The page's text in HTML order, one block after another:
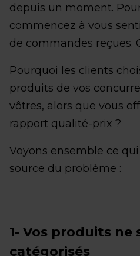
depuis un moment.
commencez à vous
de commandes reçues.
Pourquoi les clients
produits de vos
vôtres, alors que vous
rapport qualité-prix ?
Voyons ensemble ce
source du problème :
1- Vos produits ne
catégorisés